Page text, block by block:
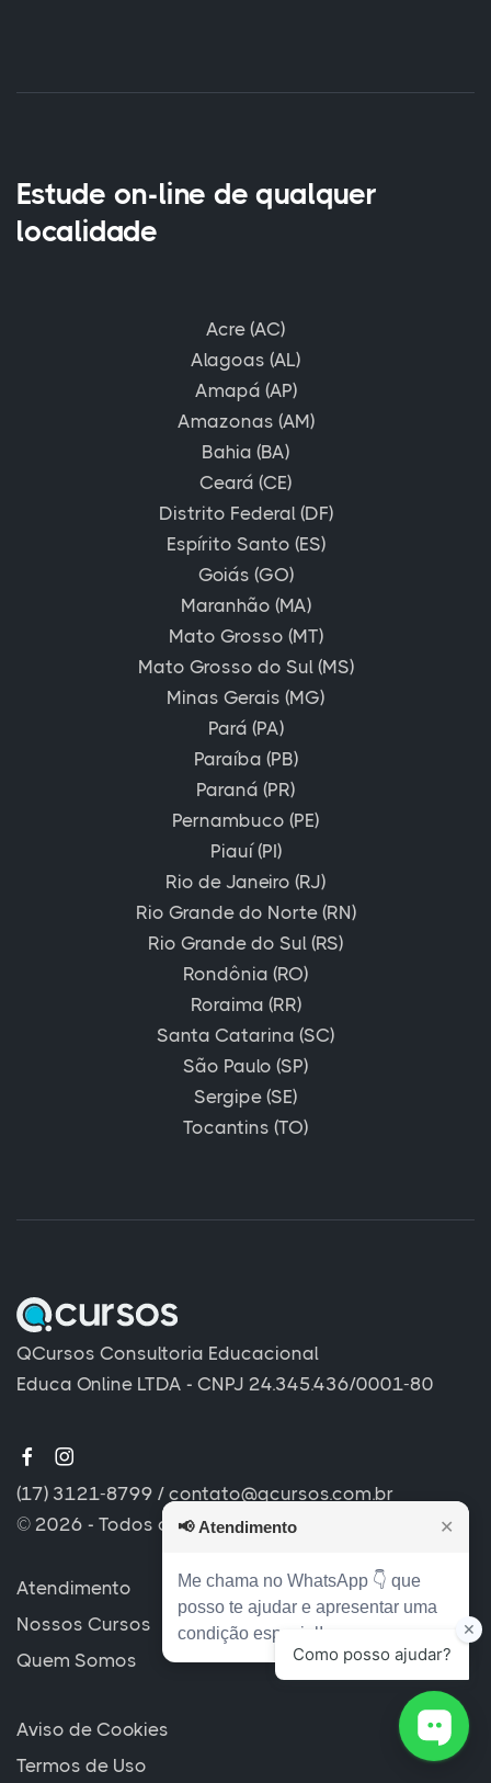
Estude on-line de qualquer
localidade
Acre (AC)
Alagoas (AL)
Amapá (AP)
Amazonas (AM)
Bahia (BA)
Ceará (CE)
Distrito Federal (DF)
Espírito Santo (ES)
Goiás (GO)
Maranhão (MA)
Mato Grosso (MT)
Mato Grosso do Sul (MS)
Minas Gerais (MG)
Pará (PA)
Paraíba (PB)
Paraná (PR)
Pernambuco (PE)
Piauí (PI)
Rio de Janeiro (RJ)
Rio Grande do Norte (RN)
Rio Grande do Sul (RS)
Rondônia (RO)
Roraima (RR)
Santa Catarina (SC)
São Paulo (SP)
Sergipe (SE)
Tocantins (TO)
QCursos Consultoria Educacional
Educa Online LTDA - CNPJ 24.345.436/0001-80
(17) 3121-8799 / contato@qcursos.com.br
© 2026 - Todos os direitos reservados
Atendimento
Nossos Cursos
Quem Somos
Aviso de Cookies
Termos de Uso
📢 Atendimento ✕
Me chama no WhatsApp 👇 que
posso te ajudar e apresentar uma
condição especial!